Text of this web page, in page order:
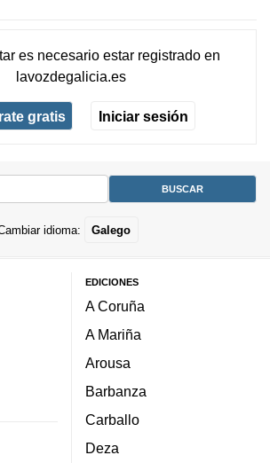
es necesario estar registradoen
lavozdegalicia.es
gratis Iniciar sesión
idioma: Galego
EDICIONES
A Coruña
A Mariña
Arousa
Barbanza
Carballo
Deza